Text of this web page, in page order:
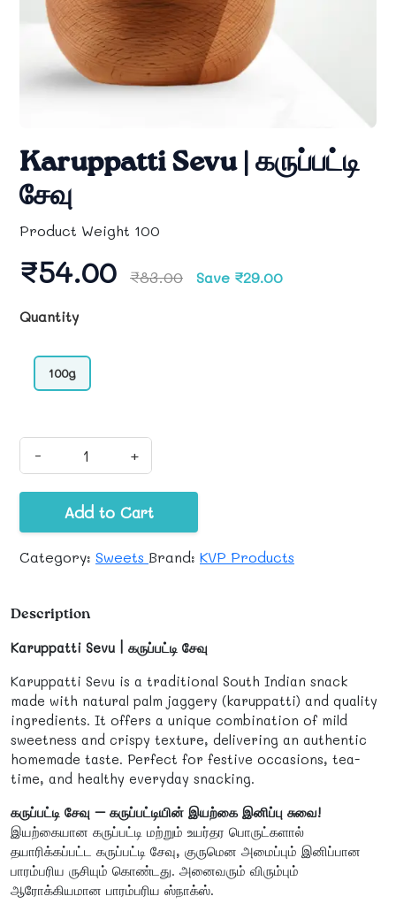
Karuppatti Sevu | கருப்பட்டி
சேவு
Product Weight 100
₹54.00 ₹83.00 Save ₹29.00
Quantity
100g
- +
Add to Cart
Category: Sweets Brand: KVP Products
Description
Karuppatti Sevu | கருப்பட்டி சேவு
Karuppatti Sevu is a traditional South Indian snack
made with natural palm jaggery (karuppatti) and quality
ingredients. It offers a unique combination of mild
sweetness and crispy texture, delivering an authentic
homemade taste. Perfect for festive occasions, tea-
time, and healthy everyday snacking.
கருப்பட்டி சேவு – கருப்பட்டியின் இயற்கை இனிப்பு சுவை!
இயற்கையான கருப்பட்டி மற்றும் உயர்தர பொருட்களால்
தயாரிக்கப்பட்ட கருப்பட்டி சேவு, குருமென அமைப்பும் இனிப்பான
பாரம்பரிய ருசியும் கொண்டது. அனைவரும் விரும்பும்
ஆரோக்கியமான பாரம்பரிய ஸ்நாக்ஸ்.